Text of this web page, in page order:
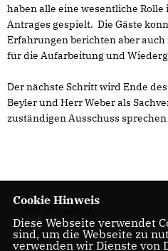
haben alle eine wesentliche
Antrages gespielt. Die Gäste
Erfahrungen berichten aber
für die Aufarbeitung und
Der nächste Schritt wird Ende
Beyler und Herr Weber als
zuständigen Ausschuss
09.06.2011
Cookie Hinweis
Diese Webseite verwendet
sind, um die Webseite zu
verwenden wir Dienste von